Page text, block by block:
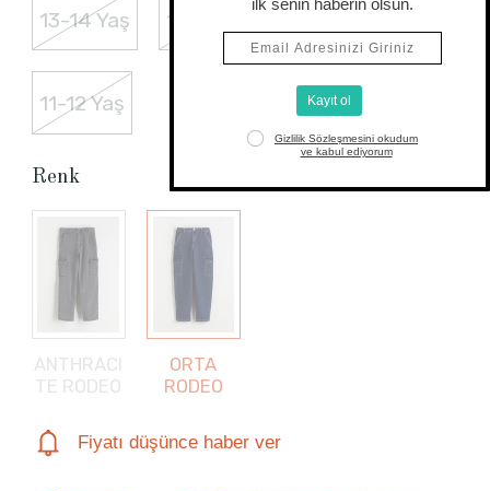
13-14 Yaş 10-11 Yaş
11-12 Yaş
Renk
ANTHRACI
TE RODEO
ORTA
RODEO
Fiyatı düşünce haber ver